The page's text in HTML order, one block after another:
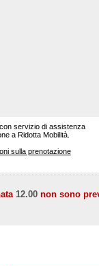
servizio di assistenza
a Ridotta Mobilità.
sulla prenotazione
12.00 non sono